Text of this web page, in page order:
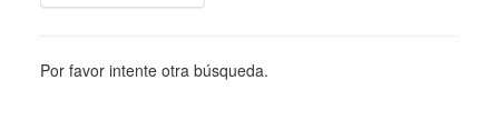
Por favor intente otra búsqueda.